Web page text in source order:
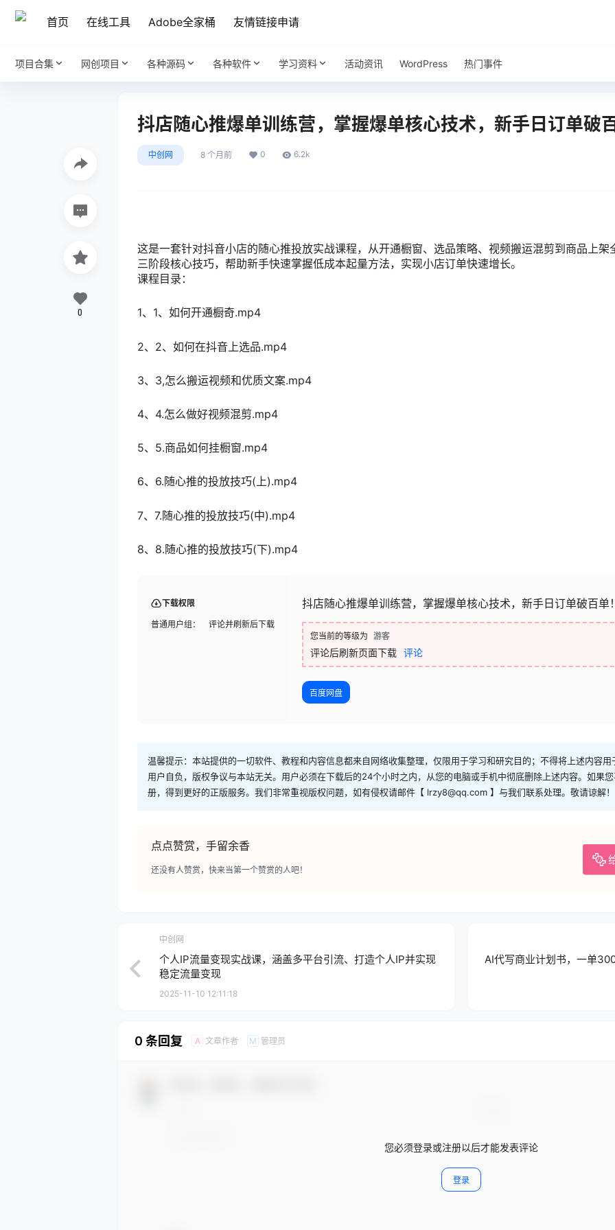
首页 在线工具 Adobe全家桶 友情链接申请
项目合集 网创项目 各种源码 各种软件 学习资料 活动资讯 WordPress 热门事件
抖店随心推爆单训练营，掌握爆单核心技术，新手日订单破
中创网 8 个月前 0 6.2k
这是一套针对抖音小店的随心推投放实战课程，从开通橱窗、选品策略、视频搬运混剪到商品上
三阶段核心技巧，帮助新手快速掌握低成本起量方法，实现小店订单快速增长。
课程目录：
1、1、如何开通橱奇.mp4
2、2、如何在抖音上选品.mp4
3、3,怎么搬运视频和优质文案.mp4
4、4.怎么做好视频混剪.mp4
5、5.商品如何挂橱窗.mp4
6、6.随心推的投放技巧(上).mp4
7、7.随心推的投放技巧(中).mp4
8、8.随心推的投放技巧(下).mp4
下载权限
普通用户组： 评论并刷新后下载
抖店随心推爆单训练营，掌握爆单核心技术，新手日订单破百单
您当前的等级为 游客
评论后刷新页面下载 评论
百度网盘
温馨提示：本站提供的一切软件、教程和内容信息都来自网络收集整理，仅限用于学习和研究目的；不得将上述内容
用户自负，版权争议与本站无关。用户必须在下载后的24个小时之内，从您的电脑或手机中彻底删除上述内容。如果
册，得到更好的正版服务。我们非常重视版权问题，如有侵权请邮件【 lrzy8@qq.com 】与我们联系处理。敬请谅解！
点点赞赏，手留余香
还没有人赞赏，快来当第一个赞赏的人吧！
0
中创网
个人IP流量变现实战课，涵盖多平台引流、打造个人IP并实现
稳定流量变现
2025-11-10 12:11:18
AI代写商业计划书，一单
0 条回复 A 文章作者 M 管理员
您必须登录或注册以后才能发表评论
登录